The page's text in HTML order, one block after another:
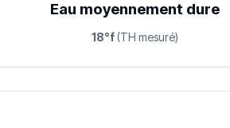
Eau moyennement dure
18°f(TH mesuré)